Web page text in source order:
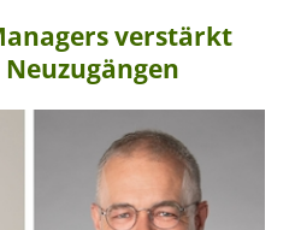
verstärkt